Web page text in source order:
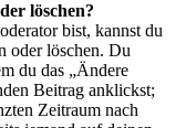
löschen?
bist, kannst du
oder löschen. Du
du das „Ändere
Beitrag anklickst;
Zeitraum nach